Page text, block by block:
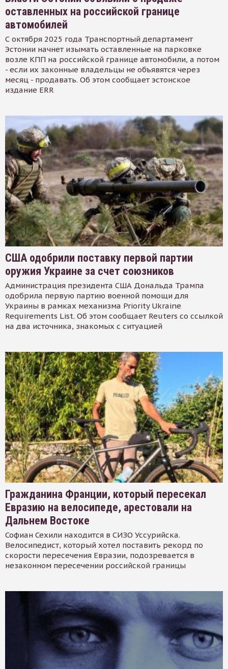
оставленных на российской границе
автомобилей
С октября 2025 года Транспортный департамент
Эстонии начнет изымать оставленные на парковке
возле КПП на российской границе автомобили, а потом
- если их законные владельцы не объявятся через
месяц - продавать. Об этом сообщает эстонское
издание ERR
США одобрили поставку первой партии
оружия Украине за счет союзников
Администрация президента США Дональда Трампа
одобрила первую партию военной помощи для
Украины в рамках механизма Priority Ukraine
Requirements List. Об этом сообщает Reuters со ссылкой
на два источника, знакомых с ситуацией
Гражданина Франции, который пересекал
Евразию на велосипеде, арестовали на
Дальнем Востоке
Софиан Сехили находится в СИЗО Уссурийска.
Велосипедист, который хотел поставить рекорд по
скорости пересечения Евразии, подозревается в
незаконном пересечении российской границы